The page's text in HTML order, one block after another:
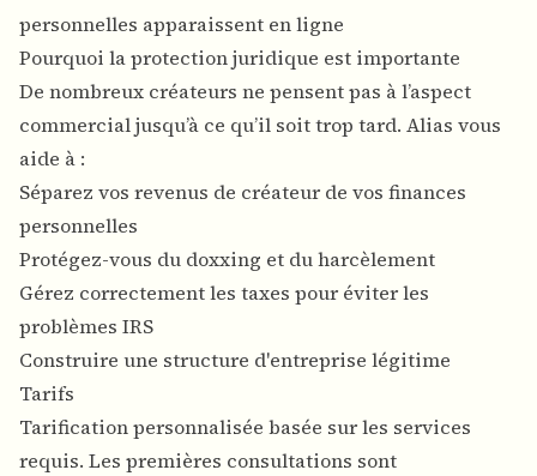
personnelles apparaissent en ligne
Pourquoi la protection juridique est importante
De nombreux créateurs ne pensent pas à l’aspect
commercial jusqu’à ce qu’il soit trop tard. Alias vous
aide à :
Séparez vos revenus de créateur de vos finances
personnelles
Protégez-vous du doxxing et du harcèlement
Gérez correctement les taxes pour éviter les
problèmes IRS
Construire une structure d'entreprise légitime
Tarifs
Tarification personnalisée basée sur les services
requis. Les premières consultations sont